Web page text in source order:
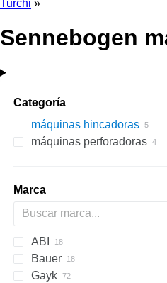
Turchi »
Sennebogen
Categoría
máquinas hincadoras
máquinas perforadoras
Marca
ABI
Mobilram
ROC
800
Bauer
BG
T 21
B-series
MC
D-series
Gayk